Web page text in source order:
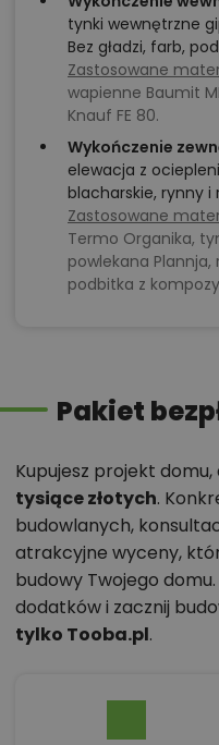
tynki wewnętrzne
Bez gładzi, farb,
Zastosowane
wapienne Baumit
Knauf FE 80.
Wykończenie
elewacja z
blacharskie, rynny i
Zastosowane
Termo Organika,
powlekana Plannja,
podbitka z
Pakiet
Kupujesz projekt domu,
tysiące złotych.
budowlanych,
atrakcyjne wyceny,
budowy Twojego
dodatków i zacznij
tylko Tooba.pl.